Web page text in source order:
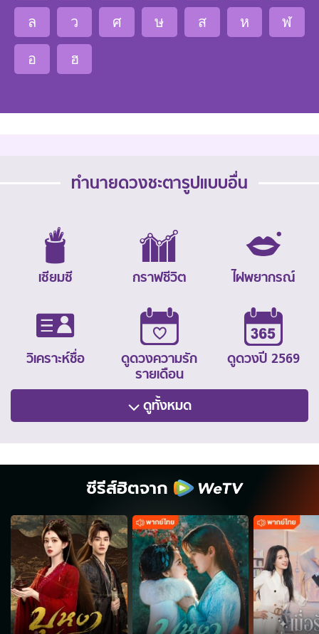
ล
ว ศ ษ ส ห
ฬ
อ
ฮ
ทำนายดวงชะตารูปแบบอื่น
เซียมซี กราฟชีวิต ไฝพยากรณ์
วิเคราะห์ชื่อ
ดูดวงความรัก
รายเดือน
ดูดวงปี 2569
ดูทั้งหมด
ซีรีส์ฮิตจาก